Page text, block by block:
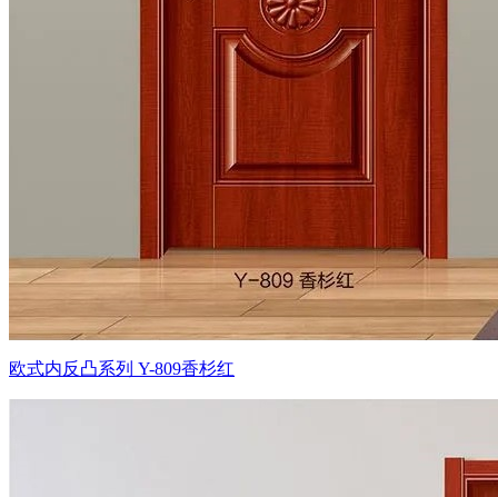
欧式内反凸系列 Y-809香杉红